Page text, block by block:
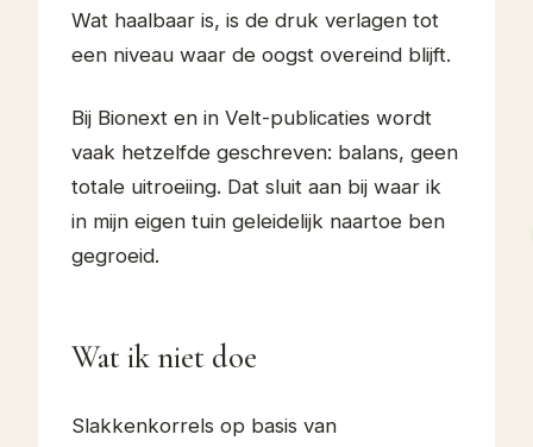
Wat haalbaar is, is de druk verlagen tot
een niveau waar de oogst overeind blijft.
Bij Bionext en in Velt-publicaties wordt
vaak hetzelfde geschreven: balans, geen
totale uitroeiing. Dat sluit aan bij waar ik
in mijn eigen tuin geleidelijk naartoe ben
gegroeid.
Wat ik niet doe
Slakkenkorrels op basis van